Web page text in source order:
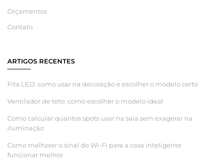
Orçamentos
Contato
ARTIGOS RECENTES
Fita LED: como usar na decoração e escolher o modelo certo
Ventilador de teto: como escolher o modelo ideal
Como calcular quantos spots usar na sala sem exagerar na
iluminação
Como melhorar o sinal do Wi-Fi para a casa inteligente
funcionar melhor